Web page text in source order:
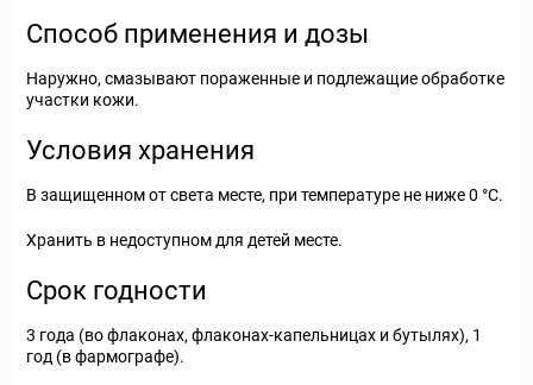
Способ применения и дозы
Наружно, смазывают пораженные и подлежащие обработке
участки кожи.
Условия хранения
В защищенном от света месте, при температуре не ниже 0 °С.
Хранить в недоступном для детей месте.
Срок годности
3 года (во флаконах, флаконах-капельницах и бутылях), 1
год (в фармографе).